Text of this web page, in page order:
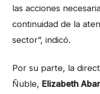
las acciones
continuidad de la
sector”, indicó.
Por su parte, la
Ñuble, Elizabeth